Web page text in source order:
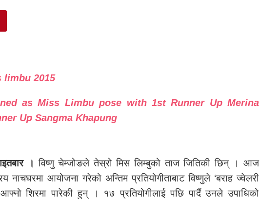
limbu 2015
as Miss Limbu pose with 1st Runner Up Merina
Up Sangma Khapung
।विष्णु चेम्जोङले तेस्रो मिस लिम्बुको ताज जितिकी छिन् । आज
नाचघरमा आयोजना गरेको अन्तिम प्रतियोगीताबाट विष्णुले ‘बराह ज्वेलरी
शिरमा पारेकी हुन् । १७ प्रतियोगीलाई पछि पार्दै उनले उपाधिको